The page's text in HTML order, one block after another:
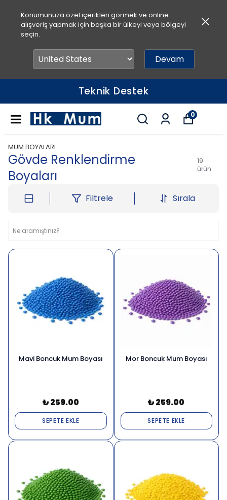
Konumunuza özel içerikleri görmek ve online
alışveriş yapmak için başka bir ülkeyi veya bölgeyi
seçin.
Devam
Teknik Destek
0
MUM BOYALARI
Gövde Renklendirme
Boyaları
19
ürün
Filtrele Sırala
Mavi Boncuk Mum Boyası
₺ 259.00
SEPETE EKLE
Mor Boncuk Mum Boyası
₺ 259.00
SEPETE EKLE